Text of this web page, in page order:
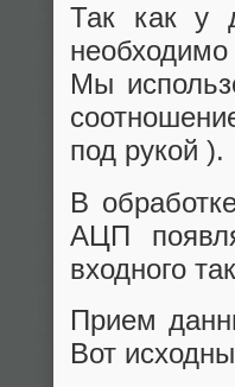
Так как у
Мы
под рукой ).
В
АЦП
входного
Прием
Вот